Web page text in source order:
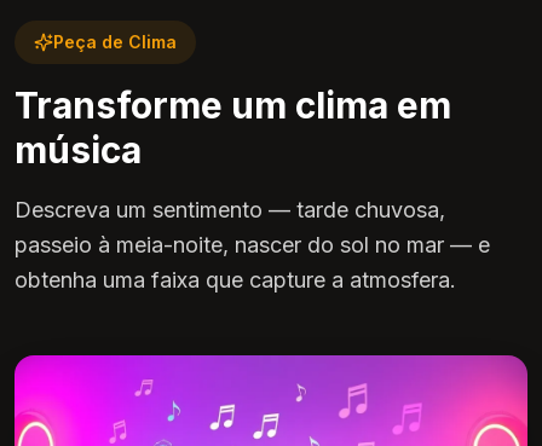
Peça de Clima
Transforme um clima em
música
Descreva um sentimento — tarde chuvosa,
passeio à meia-noite, nascer do sol no mar — e
obtenha uma faixa que capture a atmosfera.